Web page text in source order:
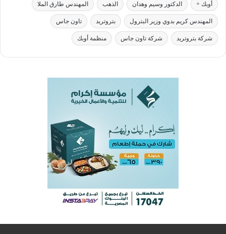
أوبك + الدكتور وسيم وهدان الذهب المهندس طارق الملا
المهندس كريم بدوي وزير البترول بتروتريد تاون جاس
شركة بتروتريد شركة تاون جاس منظمة أوبك